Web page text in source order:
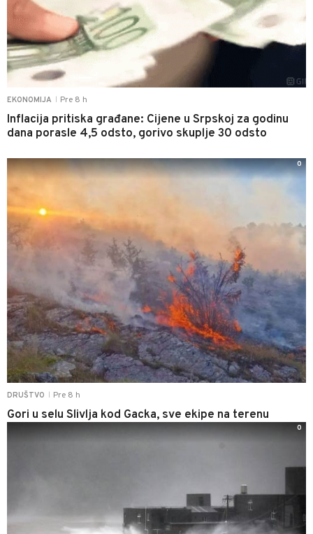
EKONOMIJA Pre 8 h
Inflacija pritiska građane: Cijene u Srpskoj za godinu
dana porasle 4,5 odsto, gorivo skuplje 30 odsto
DRUŠTVO Pre 8 h
Gori u selu Slivlja kod Gacka, sve ekipe na terenu
0
0